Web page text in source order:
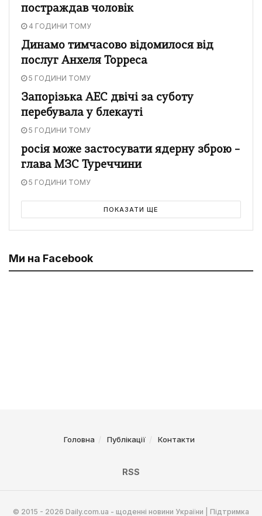
постраждав чоловік
4 ГОДИНИ ТОМУ
Динамо тимчасово відомилося від
послуг Анхеля Торреса
5 ГОДИНИ ТОМУ
Запорізька АЕС двічі за суботу
перебувала у блекауті
5 ГОДИНИ ТОМУ
росія може застосувати ядерну зброю –
глава МЗС Туреччини
5 ГОДИНИ ТОМУ
ПОКАЗАТИ ЩЕ
Ми на Facebook
Головна Публікації Контакти
RSS
© 2015 - 2026 Daily.com.ua - щоденні новини України | Підтримка